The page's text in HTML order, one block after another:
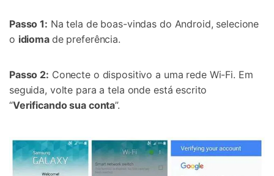
Passo 1: Na tela de boas-vindas do Android, selecione
o idioma de preferência.
Passo 2: Conecte o dispositivo a uma rede Wi-Fi. Em
seguida, volte para a tela onde está escrito
“Verificando sua conta”.